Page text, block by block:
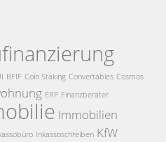
BFIF Coin Staking Convertables Cosmos
ERP Finanzberater
Immobilien
Inkassoschreiben KfW